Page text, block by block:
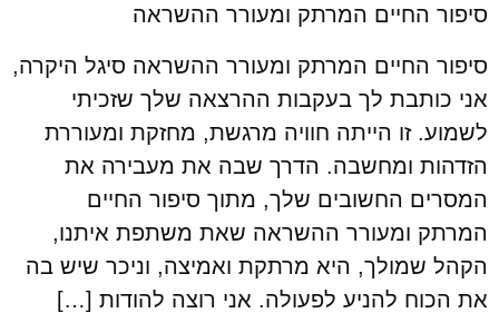
סיפור החיים המרתק ומעורר ההשראה
סיפור החיים המרתק ומעורר ההשראה סיגל היקרה,
אני כותבת לך בעקבות ההרצאה שלך שזכיתי
לשמוע. זו הייתה חוויה מרגשת, מחזקת ומעוררת
הזדהות ומחשבה. הדרך שבה את מעבירה את
המסרים החשובים שלך, מתוך סיפור החיים
המרתק ומעורר ההשראה שאת משתפת איתנו,
הקהל שמולך, היא מרתקת ואמיצה, וניכר שיש בה
את הכוח להניע לפעולה. אני רוצה להודות […]